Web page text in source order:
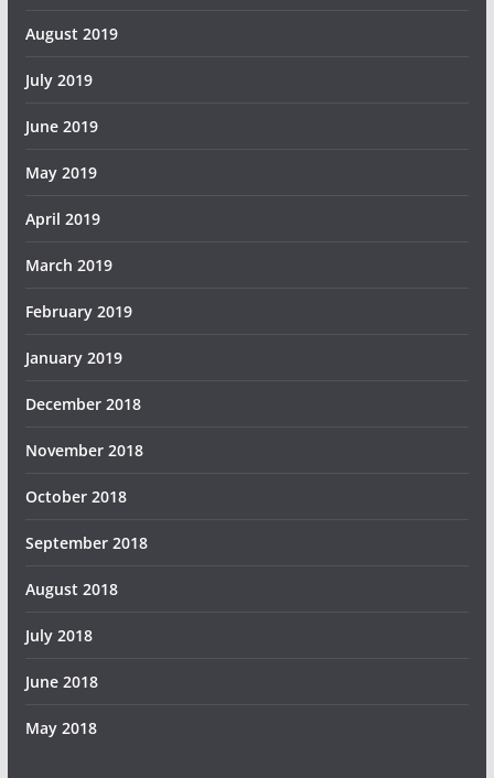
August 2019
July 2019
June 2019
May 2019
April 2019
March 2019
February 2019
January 2019
December 2018
November 2018
October 2018
September 2018
August 2018
July 2018
June 2018
May 2018